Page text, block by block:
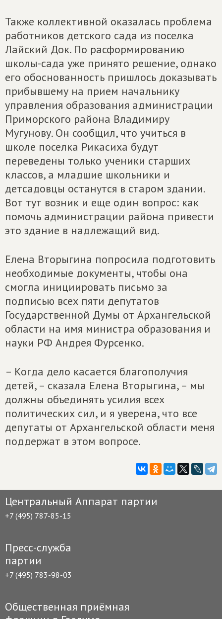
Также коллективной оказалась проблема
работников детского сада из поселка
Лайский Док. По расформированию
школы-сада уже принято решение, однако
его обоснованность пришлось доказывать
прибывшему на прием начальнику
управления образования администрации
Приморского района Владимиру
Мугунову. Он сообщил, что учиться в
школе поселка Рикасиха будут
переведены только ученики старших
классов, а младшие школьники и
детсадовцы останутся в старом здании.
Вот тут возник и еще один вопрос: как
помочь администрации района привести
это здание в надлежащий вид.
Елена Вторыгина попросила подготовить
необходимые документы, чтобы она
смогла инициировать письмо за
подписью всех пяти депутатов
Государственной Думы от Архангельской
области на имя министра образования и
науки РФ Андрея Фурсенко.
– Когда дело касается благополучия
детей, – сказала Елена Вторыгина, – мы
должны объединять усилия всех
политических сил, и я уверена, что все
депутаты от Архангельской области меня
поддержат в этом вопросе.
Центральный Аппарат партии
+7 (495) 787-85-15
Пресс-служба
партии
+7 (495) 783-98-03
Общественная приёмная